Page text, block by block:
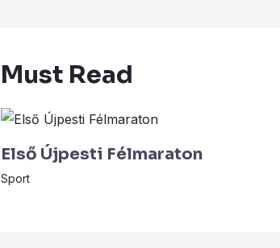
Must Read
Első Újpesti Félmaraton
Sport